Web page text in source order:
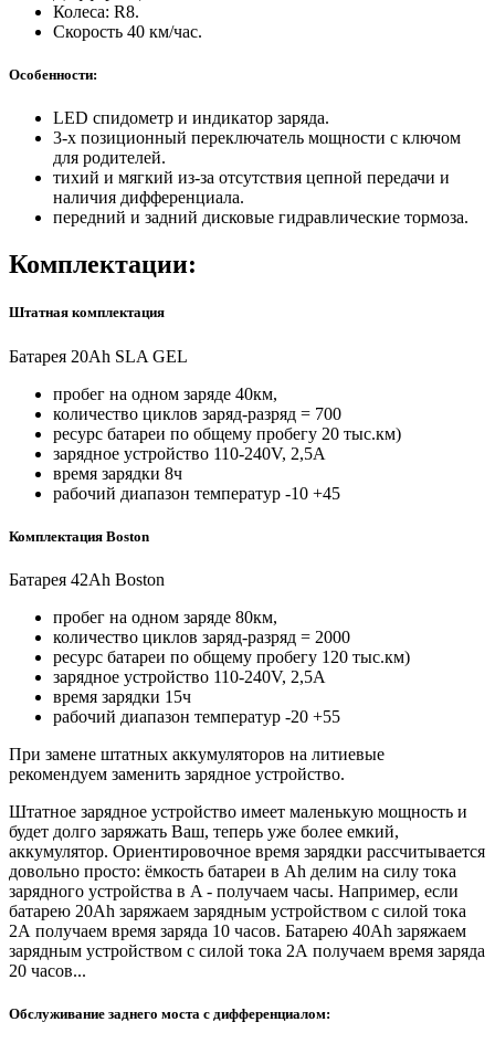
Колеса: R8.
Скорость 40 км/час.
Особенности:
LED спидометр и индикатор заряда.
3-х позиционный переключатель мощности с ключом
для родителей.
тихий и мягкий из-за отсутствия цепной передачи и
наличия дифференциала.
передний и задний дисковые гидравлические тормоза.
Комплектации:
Штатная комплектация
Батарея 20Ah SLA GEL
пробег на одном заряде 40км,
количество циклов заряд-разряд = 700
ресурс батареи по общему пробегу 20 тыс.км)
зарядное устройство 110-240V, 2,5A
время зарядки 8ч
рабочий диапазон температур -10 +45
Комплектация Boston
Батарея 42Ah Boston
пробег на одном заряде 80км,
количество циклов заряд-разряд = 2000
ресурс батареи по общему пробегу 120 тыс.км)
зарядное устройство 110-240V, 2,5A
время зарядки 15ч
рабочий диапазон температур -20 +55
При замене штатных аккумуляторов на литиевые
рекомендуем заменить зарядное устройство.
Штатное зарядное устройство имеет маленькую мощность и
будет долго заряжать Ваш, теперь уже более емкий,
аккумулятор. Ориентировочное время зарядки рассчитывается
довольно просто: ёмкость батареи в Ah делим на силу тока
зарядного устройства в A - получаем часы. Например, если
батарею 20Ah заряжаем зарядным устройством с силой тока
2А получаем время заряда 10 часов. Батарею 40Ah заряжаем
зарядным устройством с силой тока 2А получаем время заряда
20 часов...
Обслуживание заднего моста с дифференциалом: